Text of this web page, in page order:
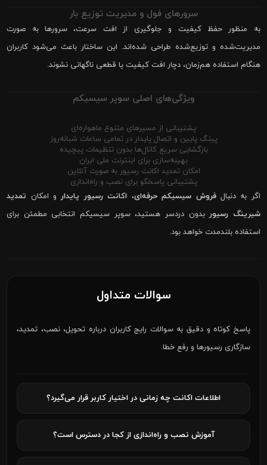
سرورهای فول و مدیریت توزیع بار
به منظور حفظ کیفیت و جلوگیری از افت سرعت، سرورها به صورت
مدیریت‌شده و توزیع‌شده طراحی شده‌اند. این ساختار باعث می‌شود کاربران
هنگام استفاده هم‌زمان، دچار افت کیفیت یا قطعی ناگهانی نشوند.
ویژگی‌های اصلی سوپر سیسیکم
پشتیبانی از مسیرهای متنوع ماهواره‌ای
پینگ پایین و اتصال پایدار در تمامی ساعات شبانه‌روز
بازگشایی سریع کانال‌ها بدون تنظیمات پیچیده
بهینه‌سازی برای اینترنت ملی ایران
امکان تمدید اکانت رسیور به صورت آنلاین
پشتیبانی پاسخگو برای نصب و راه‌اندازی
اگر به دنبالفروش سیسیکم حرفه‌ای، اکانت رسیور پایدارو امکان تمدید
شیرینگ رسیوربدون دردسر هستید، سوپر سیسیکم انتخابی مطمئن برای
استفاده بلندمدت خواهد بود.
سوالات متداول
پاسخ کوتاه و دقیق به سوالات رایج کاربران درباره تحویل، نصب، تمدید،
سازگاری رسیورها و رفع خطا.
اطلاعات اکانت چه زمانی در اختیار کاربر قرار می‌گیرد؟
آموزش نصب و راه‌اندازی از کجا در دسترس است؟